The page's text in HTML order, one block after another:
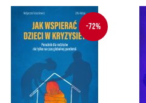
-72%